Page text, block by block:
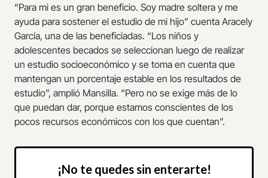
“Para mi es un gran beneficio. Soy madre soltera y me
ayuda para sostener el estudio de mi hijo” cuenta Aracely
García, una de las beneficiadas. “Los niños y
adolescentes becados se seleccionan luego de realizar
un estudio socioeconómico y se toma en cuenta que
mantengan un porcentaje estable en los resultados de
estudio”, amplió Mansilla. “Pero no se exige más de lo
que puedan dar, porque estamos conscientes de los
pocos recursos económicos con los que cuentan”.
¡No te quedes sin enterarte!